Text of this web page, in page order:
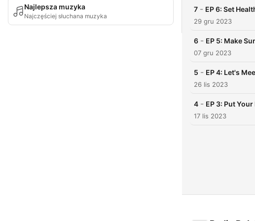
Najlepsza muzyka
Najczęściej słuchana muzyka
7 - EP 6: Set
29 gru 2023
6 - EP 5: Make
07 gru 2023
5 - EP 4: Let's
26 lis 2023
4 - EP 3: Put
17 lis 2023